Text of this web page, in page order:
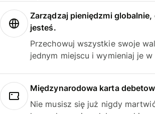
Zarządzaj pieniędzmi
jesteś.
Przechowuj wszystkie swoje
jednym miejscu i wymieniaj je w
Międzynarodowa karta
Nie musisz się już nigdy